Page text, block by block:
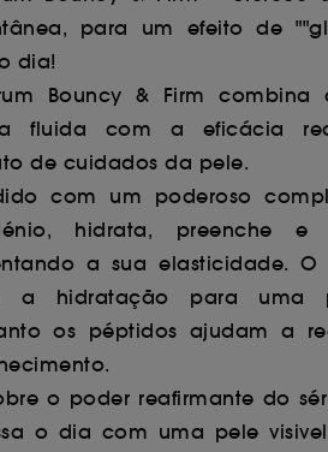
para um efeito de
dia!
Bouncy & Firm combina
fluida com a eficácia
de cuidados da pele.
com um poderoso
hidrata, preenche e
a sua elasticidade.
a hidratação para uma
os péptidos ajudam a
o poder reafirmante do
o dia com uma pele